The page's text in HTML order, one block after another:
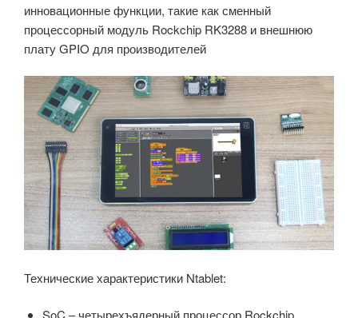
инновационные функции, такие как сменный
процессорный модуль Rockchip RK3288 и внешнюю
плату GPIO для производителей
Технические характеристики Ntablet:
SoC – четырехъядерный процессор Rockchip